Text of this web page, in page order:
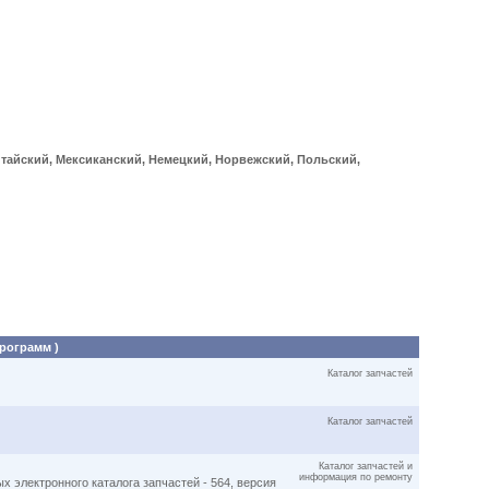
Мексиканский, Немецкий, Норвежский, Польский,
)
Каталог запчастей
Каталог запчастей
каталога запчастей - 564, версия
Каталог запчастей и
информация по ремонту